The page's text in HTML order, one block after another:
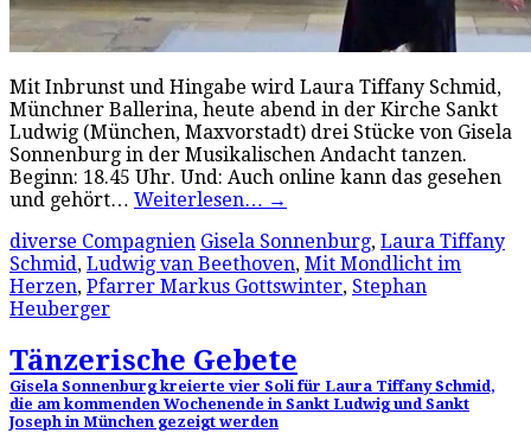
Mit Inbrunst und Hingabe wird Laura Tiffany Schmid,
Münchner Ballerina, heute abend in der Kirche Sankt
Ludwig (München, Maxvorstadt) drei Stücke von Gisela
Sonnenburg in der Musikalischen Andacht tanzen.
Beginn: 18.45 Uhr. Und: Auch online kann das gesehen
und gehört… Weiterlesen… →
diverse Compagnien Gisela Sonnenburg, Laura Tiffany
Schmid, Ludwig van Beethoven, Mit Mondlicht im
Herzen, Pfarrer Markus Gottswinter, Stephan
Heuberger
Tänzerische Gebete
Gisela Sonnenburg kreierte vier Soli für Laura Tiffany Schmid,
die am kommenden Wochenende in Sankt Ludwig und Sankt
Joseph in München gezeigt werden